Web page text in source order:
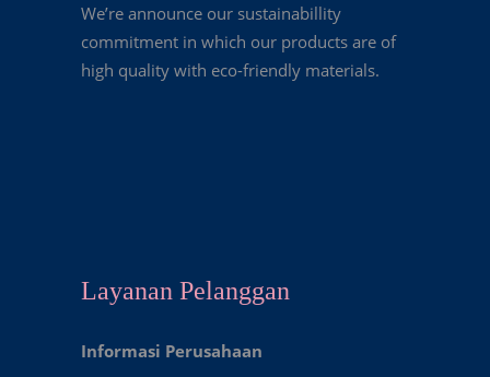
We’re announce our sustainabillity
commitment in which our products are of
high quality with eco-friendly materials.
Layanan Pelanggan
Informasi Perusahaan